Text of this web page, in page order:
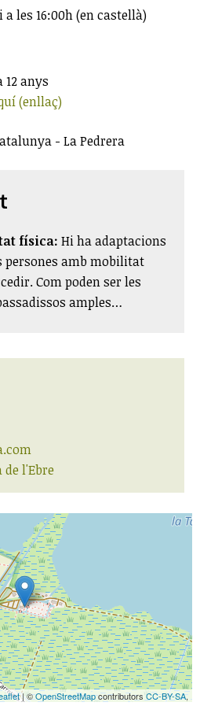
les 16:00h (en castellà)
12 anys
(enllaç)
- La Pedrera
física: ​Hi ha adaptacions
persones amb mobilitat
Com poden ser les
amples…
l'Ebre
| ©OpenStreetMapcontributorsCC-BY-SA,